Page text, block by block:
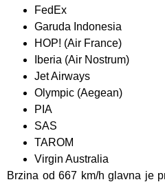
FedEx
Garuda Indonesia
HOP! (Air France)
Iberia (Air Nostrum)
Jet Airways
Olympic (Aegean)
PIA
SAS
TAROM
Virgin Australia
Brzina od 667 km/h glavna je